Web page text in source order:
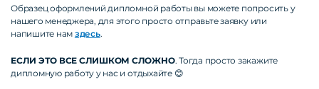
Образец оформлений дипломной работы вы можете попросить у
нашего менеджера, для этого просто отправьте заявку или
напишите нам здесь.
ЕСЛИ ЭТО ВСЕ СЛИШКОМ СЛОЖНО. Тогда просто закажите
дипломную работу у нас и отдыхайте 😊